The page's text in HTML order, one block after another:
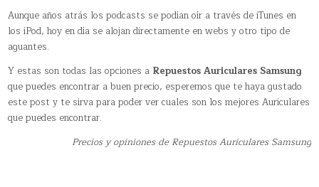
Aunque años atrás los podcasts se podían oír a través de iTunes en
los iPod, hoy en día se alojan directamente en webs y otro tipo de
aguantes.
Y estas son todas las opciones a Repuestos Auriculares Samsung
que puedes encontrar a buen precio, esperemos que te haya gustado
este post y te sirva para poder ver cuales son los mejores Auriculares
que puedes encontrar.
Precios y opiniones de Repuestos Auriculares Samsung